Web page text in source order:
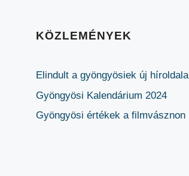
KÖZLEMÉNYEK
Elindult a gyöngyösiek új híroldala
Gyöngyösi Kalendárium 2024
Gyöngyösi értékek a filmvásznon